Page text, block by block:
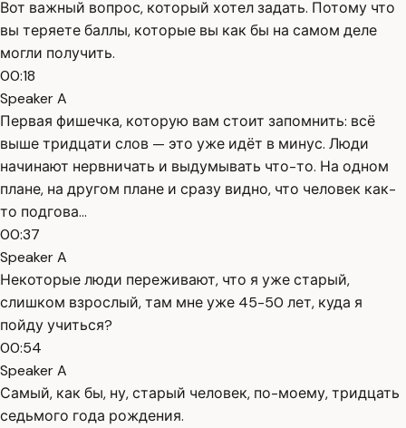
Вот важный вопрос, который хотел задать. Потому что
вы теряете баллы, которые вы как бы на самом деле
могли получить.
00:18
Speaker A
Первая фишечка, которую вам стоит запомнить: всё
выше тридцати слов — это уже идёт в минус. Люди
начинают нервничать и выдумывать что-то. На одном
плане, на другом плане и сразу видно, что человек как-
то подгова...
00:37
Speaker A
Некоторые люди переживают, что я уже старый,
слишком взрослый, там мне уже 45-50 лет, куда я
пойду учиться?
00:54
Speaker A
Самый, как бы, ну, старый человек, по-моему, тридцать
седьмого года рождения.